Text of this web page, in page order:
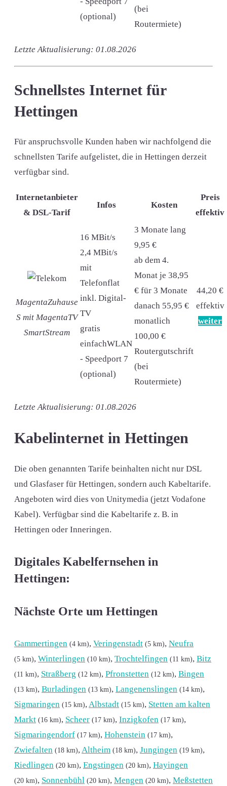
(optional)
(bei
Routermiete)
Letzte Aktualisierung: 01.08.2026
Schnellstes Internet für
Hettingen
Für anspruchsvolle Kunden haben wir nachfolgend die
schnellsten Tarife aufgelistet, die in Hettingen derzeit
verfügbar sind.
Internetanbieter
& DSL-Tarif
Infos Kosten
Preis
effektiv
MagentaZuhause
S mit MagentaTV
SmartStream
16 MBit/s
2,4 MBit/s
mit
Telefonflat
inkl. Digital-
TV
gratis
einfachWLAN
- Speedport 7
(optional)
3 Monate lang
9,95 €
ab dem 4.
Monat je 38,95
€ für 3 Monate
danach 55,95 €
monatlich
100,00 €
Routergutschrift
(bei
Routermiete)
44,20 €
effektiv
weiter
Letzte Aktualisierung: 01.08.2026
Kabelinternet in Hettingen
Die oben genannten Tarife beinhalten nicht nur DSL
und Glasfaser für Hettingen, sondern auch Kabeltarife.
Angeboten wird dies von Unitymedia (jetzt Vodafone
Kabel). Verfügbar sind die Kabeltarife z. B. in
Hettingen oder Inneringen.
Digitales Kabelfernsehen in
Hettingen:
Nächste Orte um Hettingen
Gammertingen (4 km), Veringenstadt (5 km), Neufra
(5 km), Winterlingen (10 km), Trochtelfingen (11 km), Bitz
(11 km), Straßberg (12 km), Pfronstetten (12 km), Bingen
(13 km), Burladingen (13 km), Langenenslingen (14 km),
Sigmaringen (15 km), Albstadt (15 km), Stetten am kalten
Markt (16 km), Scheer (17 km), Inzigkofen (17 km),
Sigmaringendorf (17 km), Hohenstein (17 km),
Zwiefalten (18 km), Altheim (18 km), Jungingen (19 km),
Riedlingen (20 km), Engstingen (20 km), Hayingen
(20 km), Sonnenbühl (20 km), Mengen (20 km), Meßstetten